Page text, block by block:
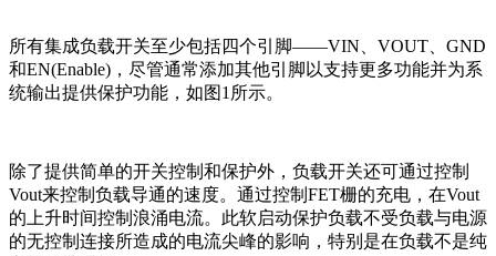
所有集成负载开关至少包括四个引脚——VIN、VOUT、GND
和EN(Enable)，尽管通常添加其他引脚以支持更多功能并为系
统输出提供保护功能，如图1所示。
除了提供简单的开关控制和保护外，负载开关还可通过控制
Vout来控制负载导通的速度。通过控制FET栅的充电，在Vout
的上升时间控制浪涌电流。此软启动保护负载不受负载与电源
的无控制连接所造成的电流尖峰的影响，特别是在负载不是纯